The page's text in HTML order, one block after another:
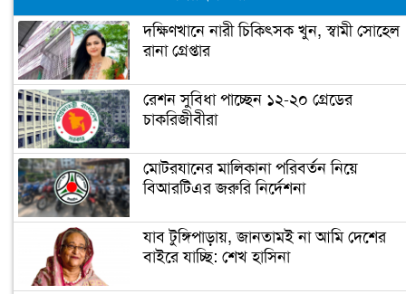
দক্ষিণখানে নারী চিকিৎসক খুন, স্বামী সোহেল
রানা গ্রেপ্তার
রেশন সুবিধা পাচ্ছেন ১২-২০ গ্রেডের
চাকরিজীবীরা
মোটরযানের মালিকানা পরিবর্তন নিয়ে
বিআরটিএর জরুরি নির্দেশনা
যাব টুঙ্গিপাড়ায়, জানতামই না আমি দেশের
বাইরে যাচ্ছি: শেখ হাসিনা